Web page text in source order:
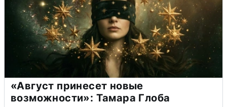
«Август принесет новые
возможности»: Тамара Глоба